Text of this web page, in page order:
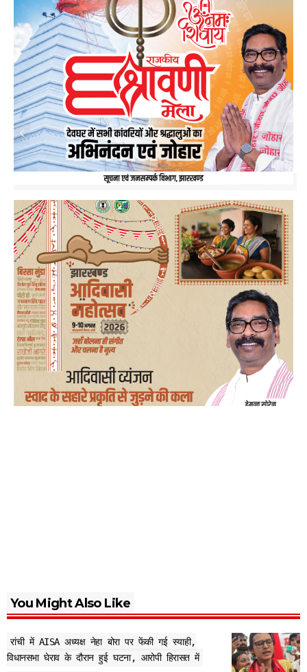
You Might Also Like
रांची में AISA अध्यक्ष नेहा बोरा पर फेंकी गई स्याही,
विधानसभा घेराव के दौरान हुई घटना, आरोपी हिरासत में